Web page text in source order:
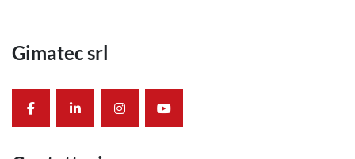
Gimatec srl
facebooklinkedininstagramyoutube